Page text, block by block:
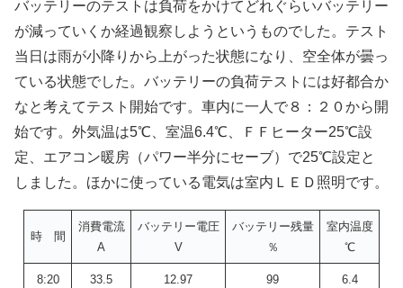
バッテリーのテストは負荷をかけてどれぐらいバッテリー
が減っていくか経過観察しようというものでした。テスト
当日は雨が小降りから上がった状態になり、空全体が曇っ
ている状態でした。バッテリーの負荷テストには好都合か
なと考えてテスト開始です。車内に一人で８：２０から開
始です。外気温は5℃、室温6.4℃、ＦＦヒーター25℃設
定、エアコン暖房（パワー半分にセーブ）で25℃設定と
しました。ほかに使っている電気は室内ＬＥＤ照明です。
時 間
消費電流
A
バッテリー電圧
V
バッテリー残量
％
室内温度
℃
8:20 33.5 12.97 99 6.4